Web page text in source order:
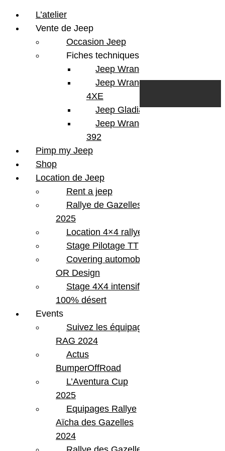
L’atelier
Vente de Jeep
Occasion Jeep
Fiches techniques
Jeep Wrangler JL
Jeep Wrangler
4XE
Jeep Gladiator
Jeep Wrangler V8
392
Pimp my Jeep
Shop
Location de Jeep
Rent a jeep
Rallye de Gazelles
2025
Location 4×4 rallye
Stage Pilotage TT
Covering automobile –
OR Design
Stage 4X4 intensif
100% désert
Events
Suivez les équipages
RAG 2024
Actus
BumperOffRoad
L’Aventura Cup
2025
Equipages Rallye
Aïcha des Gazelles
2024